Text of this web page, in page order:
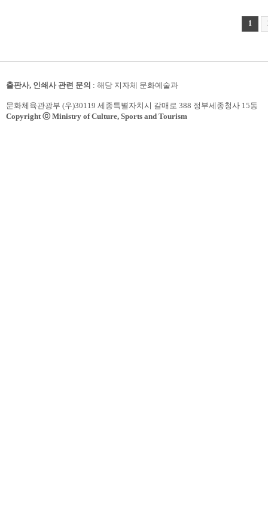
1
출판사, 인쇄사 관련 문의 : 해당 지자체 문화예술과
문화체육관광부 (우)30119 세종특별자치시 갈매로 388 정부세종청사 15동
Copyright ⓒ Ministry of Culture, Sports and Tourism